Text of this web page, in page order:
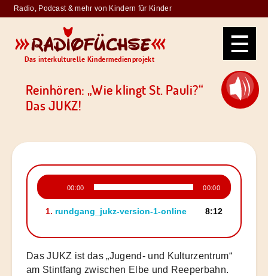
Skip
to
Radio, Podcast & mehr von Kindern für Kinder
Radiofüchse
Das interkulturelle Kindermedienprojekt
Reinhören: „Wie klingt St. Pauli?“
Das JUKZ!
Audio-
Player
00:00 00:00
1. rundgang_jukz-version-1-online 8:12
Das JUKZ ist das „Jugend- und Kulturzentrum“
am Stintfang zwischen Elbe und Reeperbahn.